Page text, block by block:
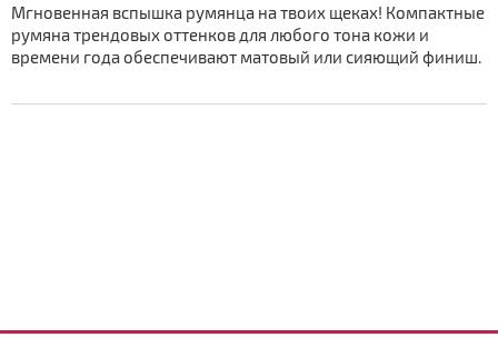
Мгновенная вспышка румянца на твоих щеках! Компактные
румяна трендовых оттенков для любого тона кожи и
времени года обеспечивают матовый или сияющий финиш.